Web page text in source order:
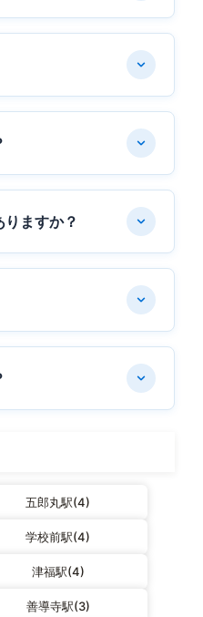
ますか？
五郎丸駅(4)
学校前駅(4)
津福駅(4)
善導寺駅(3)